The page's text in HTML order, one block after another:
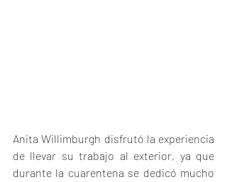
Anita Willimburgh disfrutó la experiencia
de llevar su trabajo al exterior, ya que
durante la cuarentena se dedicó mucho